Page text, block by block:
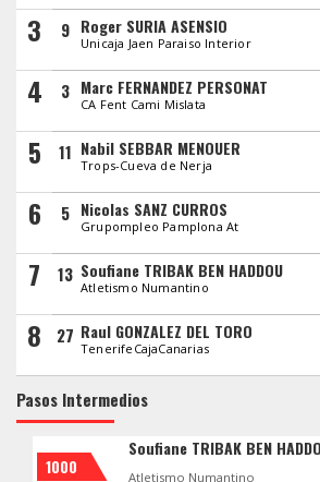
3 9 Roger SURIA ASENSIO
Unicaja Jaen Paraiso Interior
4 3 Marc FERNANDEZ PERSONAT
CA Fent Cami Mislata
5 11 Nabil SEBBAR MENOUER
Trops-Cueva de Nerja
6 5 Nicolas SANZ CURROS
Grupompleo Pamplona At
7 13 Soufiane TRIBAK BEN HADDOU
Atletismo Numantino
8 27 Raul GONZALEZ DEL TORO
TenerifeCajaCanarias
Pasos Intermedios
1000
Soufiane TRIBAK BEN
Atletismo Numantino